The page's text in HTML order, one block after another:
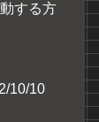
する方
10/10